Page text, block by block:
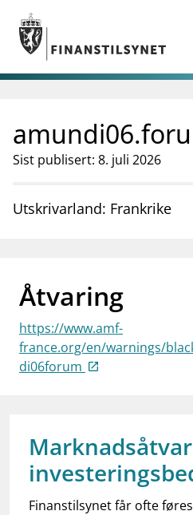
Gå til hovedinnhold
Gå til søkesiden
nettstedet
language
English
Tilsyn
Finanstilsynets registre
businessOm Finanstilsynet
mail_outlineKontakt oss
work_outlineJobb hos oss
notifications_none Abonner på
Sist publisert: 8. juli 2026
Utskrivarland: Frankrike
Åtvaring
https://www.amf-
france.org/en/warnings/
di06forum
Finanstilsynet får ofte